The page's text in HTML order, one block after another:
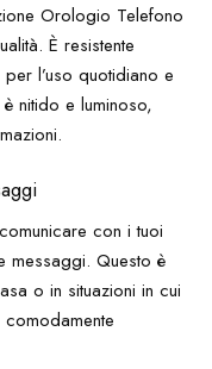
Orologio Telefono
È resistente
l’uso quotidiano e
nitido e luminoso,
con i tuoi
messaggi. Questo è
o in situazioni in cui